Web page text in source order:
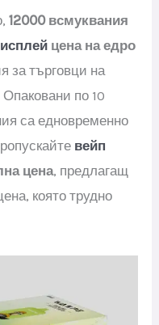
12000 всмуквания
цена на едро
за търговци на
по 10
са едновременно
вейп
цена, предлагащ
която трудно